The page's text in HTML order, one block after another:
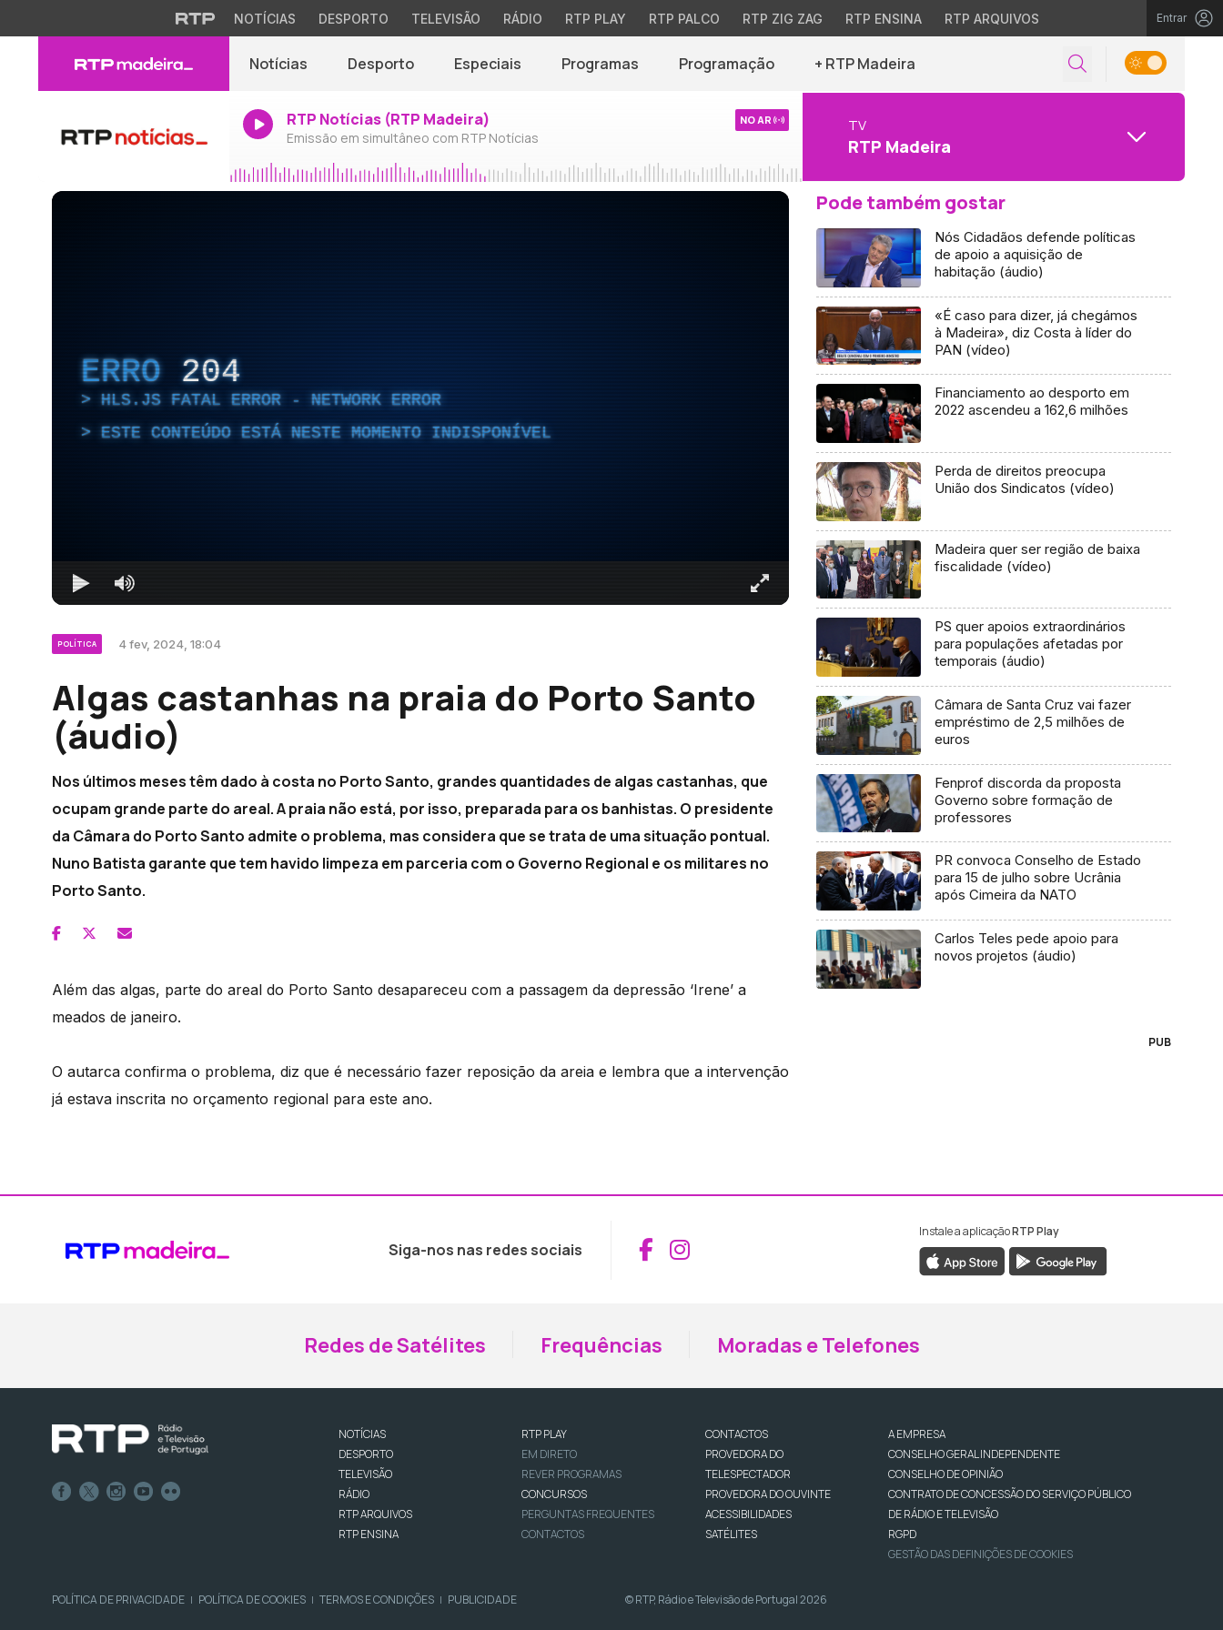
NOTÍCIAS DESPORTO TELEVISÃO RÁDIO RTP PLAY RTP PALCO RTP ZIG ZAG RTP ENSINA RTP ARQUIVOS Entrar
Notícias Desporto Especiais Programas Programação + RTP Madeira
RTP Notícias (RTP Madeira)
Emissão em simultâneo com RTP Notícias
NO AR TV
RTP Madeira
ERRO 204
HLS.JS FATAL ERROR - NETWORK ERROR
ESTE CONTEÚDO ESTÁ NESTE MOMENTO INDISPONÍVEL
POLÍTICA 4 fev, 2024, 18:04
Algas castanhas na praia do Porto Santo
(áudio)
Nos últimos meses têm dado à costa no Porto Santo, grandes quantidades de algas castanhas, que
ocupam grande parte do areal. A praia não está, por isso, preparada para os banhistas. O presidente
da Câmara do Porto Santo admite o problema, mas considera que se trata de uma situação pontual.
Nuno Batista garante que tem havido limpeza em parceria com o Governo Regional e os militares no
Porto Santo.
Além das algas, parte do areal do Porto Santo desapareceu com a passagem da depressão ‘Irene’ a
meados de janeiro.
O autarca confirma o problema, diz que é necessário fazer reposição da areia e lembra que a intervenção
já estava inscrita no orçamento regional para este ano.
Pode também gostar
Nós Cidadãos defende políticas
de apoio a aquisição de
habitação (áudio)
«É caso para dizer, já chegámos
à Madeira», diz Costa à líder do
PAN (vídeo)
Financiamento ao desporto em
2022 ascendeu a 162,6 milhões
Perda de direitos preocupa
União dos Sindicatos (vídeo)
Madeira quer ser região de baixa
fiscalidade (vídeo)
PS quer apoios extraordinários
para populações afetadas por
temporais (áudio)
Câmara de Santa Cruz vai fazer
empréstimo de 2,5 milhões de
euros
Fenprof discorda da proposta
Governo sobre formação de
professores
PR convoca Conselho de Estado
para 15 de julho sobre Ucrânia
após Cimeira da NATO
Carlos Teles pede apoio para
novos projetos (áudio)
PUB
Siga-nos nas redes sociais Aceder ao Facebook da RTP Madeira
Aceder ao Instagram da RTP Madeira
Instale a aplicaçãoRTP Play
Redes de Satélites Frequências Moradas e Telefones
NOTÍCIAS
DESPORTO
TELEVISÃO
RÁDIO
RTP ARQUIVOS
RTP ENSINA
RTP PLAY
EM DIRETO
REVER PROGRAMAS
CONCURSOS
PERGUNTAS FREQUENTES
CONTACTOS
CONTACTOS
PROVEDORA DO
TELESPECTADOR
PROVEDORA DO OUVINTE
ACESSIBILIDADES
SATÉLITES
A EMPRESA
CONSELHO GERAL INDEPENDENTE
CONSELHO DE OPINIÃO
CONTRATO DE CONCESSÃO DO SERVIÇO PÚBLICO
DE RÁDIO E TELEVISÃO
RGPD
GESTÃO DAS DEFINIÇÕES DE COOKIES
POLÍTICA DE PRIVACIDADE | POLÍTICA DE COOKIES | TERMOS E CONDIÇÕES | PUBLICIDADE © RTP, Rádio e Televisão de Portugal 2026